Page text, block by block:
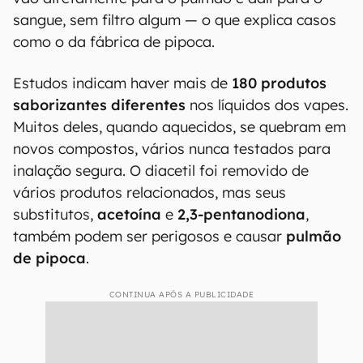
sangue, sem filtro algum — o que explica casos
como o da fábrica de pipoca.
Estudos indicam haver mais de 180 produtos
saborizantes diferentes nos líquidos dos vapes.
Muitos deles, quando aquecidos, se quebram em
novos compostos, vários nunca testados para
inalação segura. O diacetil foi removido de
vários produtos relacionados, mas seus
substitutos, acetoína e 2,3-pentanodiona,
também podem ser perigosos e causar pulmão
de pipoca.
CONTINUA APÓS A PUBLICIDADE